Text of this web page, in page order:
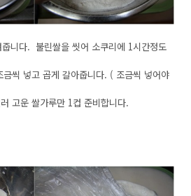
니다. 불린쌀을 씻어 소쿠리에 1시간정도
씩 넣고 곱게 갈아줍니다. ( 조금씩 넣어야
고운 쌀가루만 1컵 준비합니다.